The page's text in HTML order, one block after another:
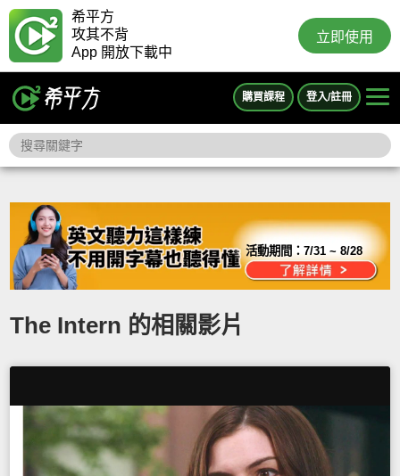
希平方
攻其不背
App 開放下載中
立即使用
購買課程 登入/註冊
活動期間：7/31 ~ 8/28
The Intern 的相關影片